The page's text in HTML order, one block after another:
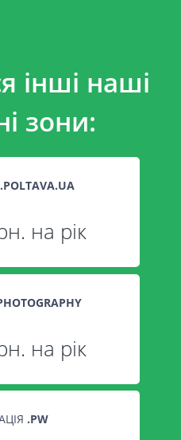
інші наші
зони:
.POLTAVA.UA
на рік
на рік
.PW